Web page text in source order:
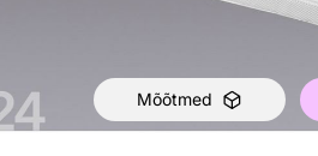
Mõõtmed